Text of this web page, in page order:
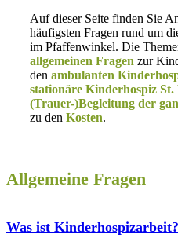
Auf dieser Seite finden Sie
häufigsten Fragen rund um
im Pfaffenwinkel. Die
allgemeinen Fragen zur
denambulanten
stationäre Kinderhospiz
(Trauer-)Begleitung der
zu denKosten.
Allgemeine Fragen
Was ist Kinderhospizarbeit?